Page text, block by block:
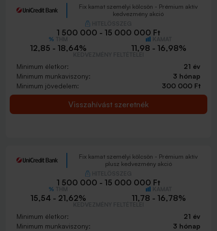
Fix kamat személyi kölcsön - Prémium aktív
kedvezmény akció
1 500 000 - 15 000 000 Ft
12,85 - 18,64% 11,98 - 16,98%
Minimum életkor:
21 év
Minimum munkaviszony:
3 hónap
Minimum jövedelem:
300 000 Ft
Visszahívást szeretnék
Fix kamat személyi kölcsön - Prémium aktív
plusz kedvezmény akció
1 500 000 - 15 000 000 Ft
15,54 - 21,62% 11,78 - 16,78%
Minimum életkor:
21 év
Minimum munkaviszony:
3 hónap